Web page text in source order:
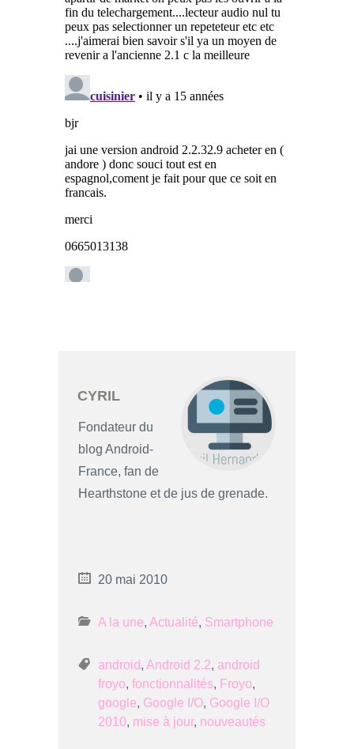
CYRIL
Fondateur du
blog Android-
France, fan de
Hearthstone et de jus de grenade.
20 mai 2010
A la une, Actualité, Smartphone
android, Android 2.2, android
froyo, fonctionnalités, Froyo,
google, Google I/O, Google I/O
2010, mise à jour, nouveautés